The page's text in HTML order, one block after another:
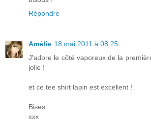
Répondre
Amélie 18 mai 2011 à 08:25
J'adore le côté vaporeux de la
jolie !
et ce tee shirt lapin est excellent !
Bises
xxx